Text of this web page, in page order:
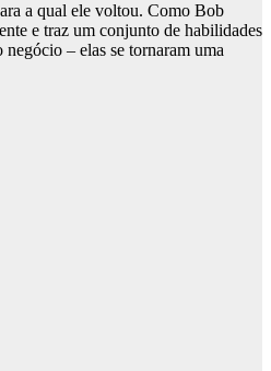
a qual ele voltou. Como Bob
e traz um conjunto de habilidades
– elas se tornaram uma